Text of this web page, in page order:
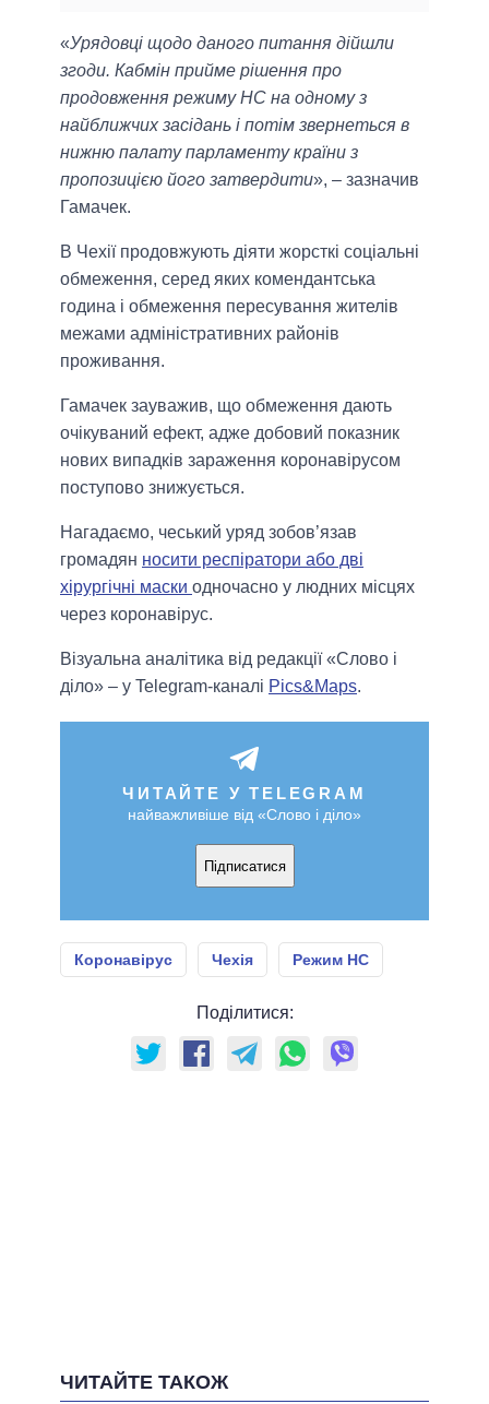
«Урядовці щодо даного питання дійшли
згоди. Кабмін прийме рішення про
продовження режиму НС на одному з
найближчих засідань і потім звернеться в
нижню палату парламенту країни з
пропозицією його затвердити», – зазначив
Гамачек.
В Чехії продовжують діяти жорсткі соціальні
обмеження, серед яких комендантська
година і обмеження пересування жителів
межами адміністративних районів
проживання.
Гамачек зауважив, що обмеження дають
очікуваний ефект, адже добовий показник
нових випадків зараження коронавірусом
поступово знижується.
Нагадаємо, чеський уряд зобов’язав
громадян носити респіратори або дві
хірургічні маски одночасно у людних місцях
через коронавірус.
Візуальна аналітика від редакції «Слово і
діло» – у Telegram-каналі Pics&Maps.
ЧИТАЙТЕ У TELEGRAM
найважливіше від «Слово і діло»
Підписатися
Коронавірус Чехія Режим НС
Поділитися:
ЧИТАЙТЕ ТАКОЖ